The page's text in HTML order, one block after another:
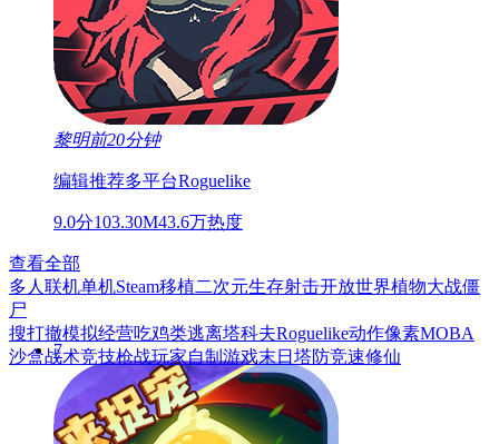
黎明前20分钟
编辑推荐多平台Roguelike
9.0分103.30M43.6万热度
查看全部
7